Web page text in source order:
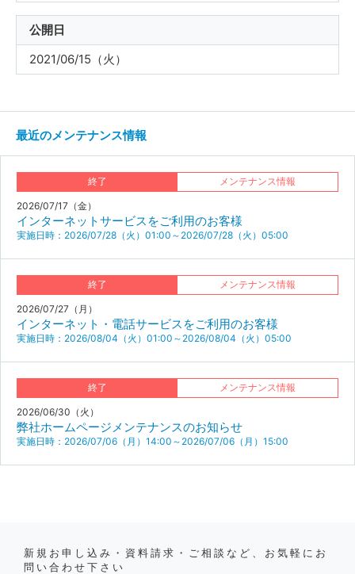
公開日
2021/06/15（火）
最近のメンテナンス情報
終了 メンテナンス情報
2026/07/17（金）
インターネットサービスをご利用のお客様
実施日時：2026/07/28（火）01:00～2026/07/28（火）05:00
終了 メンテナンス情報
2026/07/27（月）
インターネット・電話サービスをご利用のお客様
実施日時：2026/08/04（火）01:00～2026/08/04（火）05:00
終了 メンテナンス情報
2026/06/30（火）
弊社ホームページメンテナンスのお知らせ
実施日時：2026/07/06（月）14:00～2026/07/06（月）15:00
新規お申し込み・資料請求・ご相談など、お気軽にお
問い合わせ下さい